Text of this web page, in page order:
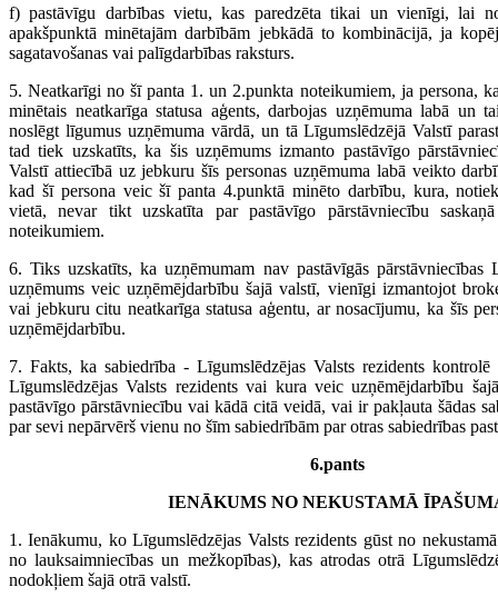
f) pastāvīgu darbības vietu, kas paredzēta tikai un vienīgi, lai
apakšpunktā minētajām darbībām jebkādā to kombinācijā, ja
sagatavošanas vai palīgdarbības raksturs.
5. Neatkarīgi no šī panta 1. un 2.punkta noteikumiem, ja persona,
minētais neatkarīga statusa aģents, darbojas uzņēmuma labā un
noslēgt līgumus uzņēmuma vārdā, un tā Līgumslēdzējā Valstī
tad tiek uzskatīts, ka šis uzņēmums izmanto pastāvīgo
Valstī attiecībā uz jebkuru šīs personas uzņēmuma labā veikto
kad šī persona veic šī panta 4.punktā minēto darbību, kura,
vietā, nevar tikt uzskatīta par pastāvīgo pārstāvniecību
noteikumiem.
6. Tiks uzskatīts, ka uzņēmumam nav pastāvīgās pārstāvniecības
uzņēmums veic uzņēmējdarbību šajā valstī, vienīgi izmantojot
vai jebkuru citu neatkarīga statusa aģentu, ar nosacījumu, ka šīs
uzņēmējdarbību.
7. Fakts, ka sabiedrība - Līgumslēdzējas Valsts rezidents
Līgumslēdzējas Valsts rezidents vai kura veic uzņēmējdarbību
pastāvīgo pārstāvniecību vai kādā citā veidā, vai ir pakļauta šādas
par sevi nepārvērš vienu no šīm sabiedrībām par otras sabiedrības
6.pants
IENĀKUMS NO NEKUSTAMĀ
1. Ienākumu, ko Līgumslēdzējas Valsts rezidents gūst no
no lauksaimniecības un mežkopības), kas atrodas otrā
nodokļiem šajā otrā valstī.